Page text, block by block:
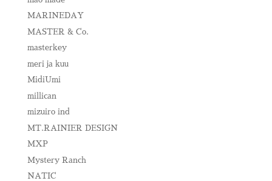
MARINEDAY
MASTER & Co.
masterkey
meri ja kuu
MidiUmi
millican
mizuiro ind
MT.RAINIER DESIGN
MXP
Mystery Ranch
NATIC